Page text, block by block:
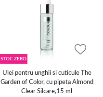
STOC ZERO
Ulei pentru unghii si cuticule The
Garden of Color, cu pipeta Almond
Clear Silcare,15 ml